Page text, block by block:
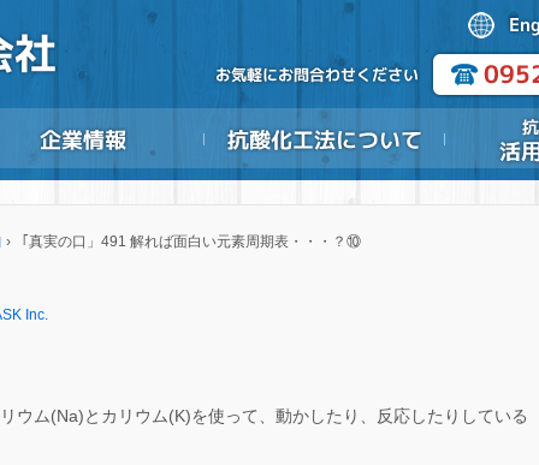
› 「真実の口」491 解れば面白い元素周期表・・・？⑩
Inc.
ウム(Na)とカリウム(K)を使って、動かしたり、反応したりしている